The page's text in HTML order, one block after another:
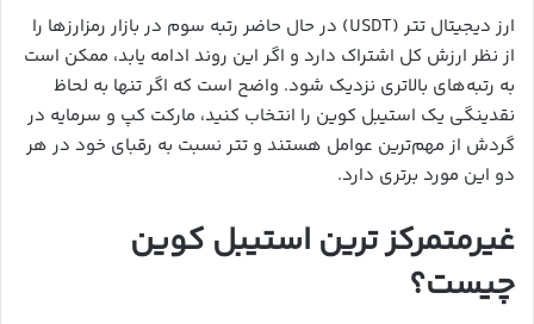
ارز دیجیتال تتر (USDT) در حال حاضر رتبه سوم در بازار رمزارزها را
از نظر ارزش کل اشتراک دارد و اگر این روند ادامه یابد، ممکن است
به رتبه‌های بالاتری نزدیک شود. واضح است که اگر تنها به لحاظ
نقدینگی یک استیبل کوین را انتخاب کنید، مارکت کپ و سرمایه در
گردش از مهم‌ترین عوامل هستند و تتر نسبت به رقبای خود در هر
دو این مورد برتری دارد.
غیرمتمرکز ترین استیبل کوین
چیست؟